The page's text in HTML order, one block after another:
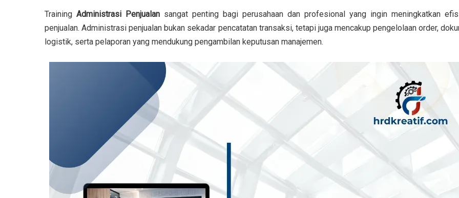
Training Administrasi Penjualan sangat penting bagi perusahaan dan profesional yang ingin meningkatkan
penjualan. Administrasi penjualan bukan sekadar pencatatan transaksi, tetapi juga mencakup pengelolaan order,
logistik, serta pelaporan yang mendukung pengambilan keputusan manajemen.